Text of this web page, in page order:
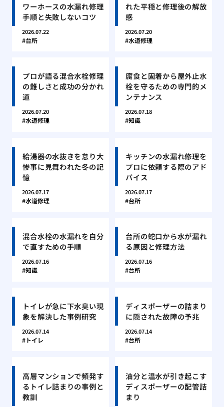
ワーホースの水漏れ修理
手順と失敗しないコツ
2026.07.22
台所
れた平穏と修理後の解放
感
2026.07.20
水道修理
プロが語る混合水栓修理
の難しさと成功の分かれ
道
2026.07.20
水道修理
腐食と固着から屋外止水
栓を守るための専門的メ
ンテナンス
2026.07.18
知識
給湯器の水抜きを怠り大
惨事に見舞われた冬の記
憶
2026.07.17
水道修理
キッチンの水漏れ修理を
プロに依頼する際のアド
バイス
2026.07.17
台所
混合水栓の水漏れを自分
で直すための手順
2026.07.16
知識
台所の蛇口から水が漏れ
る原因と修理方法
2026.07.16
台所
トイレが急に下水臭い現
象を解決した事例研究
2026.07.14
トイレ
ディスポーザーの詰まり
に隠された故障の予兆
2026.07.14
台所
高層マンションで頻発す
るトイレ詰まりの事例と
教訓
油分と温水が引き起こす
ディスポーザーの配管詰
まり